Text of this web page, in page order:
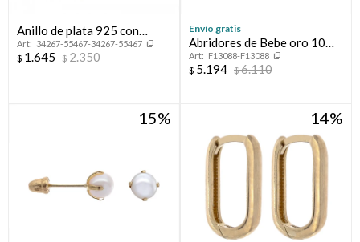
Anillo de plata 925 con
circonias, MEDIO SIN FIN.
34267-55467-34267-55467
$ 1.645 $2.350
Envío gratis
Abridores de Bebe oro 10
ktes y circonia
F13088-F13088
$ 5.194 $6.110
15 14